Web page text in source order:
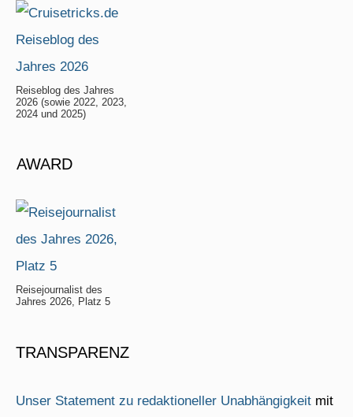
Reiseblog des Jahres
2026 (sowie 2022, 2023,
2024 und 2025)
AWARD
Reisejournalist des
Jahres 2026, Platz 5
TRANSPARENZ
Unser Statement zu redaktioneller Unabhängigkeit mit